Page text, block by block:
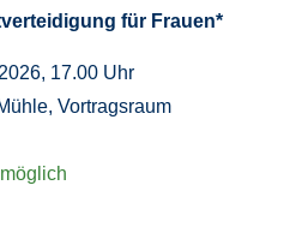
für Frauen*
17.00 Uhr
Vortragsraum